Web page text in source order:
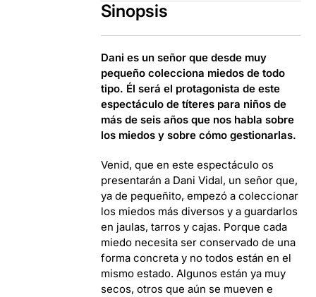
Sinopsis
Dani es un señor que desde muy
pequeño colecciona miedos de todo
tipo. Él será el protagonista de este
espectáculo de títeres para niños de
más de seis años que nos habla sobre
los miedos y sobre cómo gestionarlas.
Venid, que en este espectáculo os
presentarán a Dani Vidal, un señor que,
ya de pequeñito, empezó a coleccionar
los miedos más diversos y a guardarlos
en jaulas, tarros y cajas. Porque cada
miedo necesita ser conservado de una
forma concreta y no todos están en el
mismo estado. Algunos están ya muy
secos, otros que aún se mueven e